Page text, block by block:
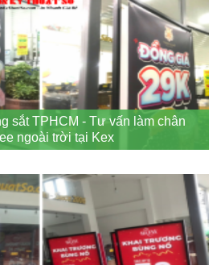
sắt TPHCM - Tư vấn làm chân
ngoài trời tại Kex